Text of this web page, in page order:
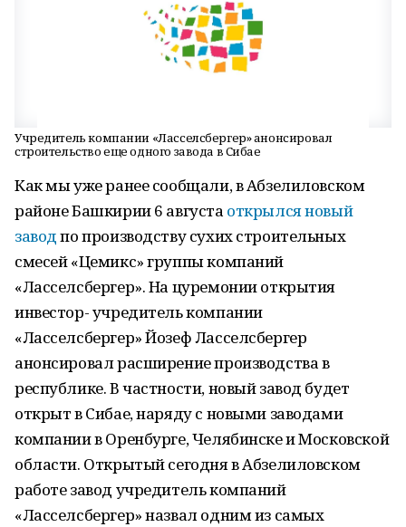
Учредитель компании «Ласселсбергер» анонсировал
строительство еще одного завода в Сибае
Как мы уже ранее сообщали, в Абзелиловском
районе Башкирии 6 августа открылся новый
заводпо производству сухих строительных
смесей «Цемикс» группы компаний
«Ласселсбергер». На цуремонии открытия
инвестор- учредитель компании
«Ласселсбергер» Йозеф Ласселсбергер
анонсировал расширение производства в
республике. В частности, новый завод будет
открыт в Сибае, наряду с новыми заводами
компании в Оренбурге, Челябинске и Московской
области. Открытый сегодня в Абзелиловском
работе завод учредитель компаний
«Ласселсбергер» назвал одним из самых